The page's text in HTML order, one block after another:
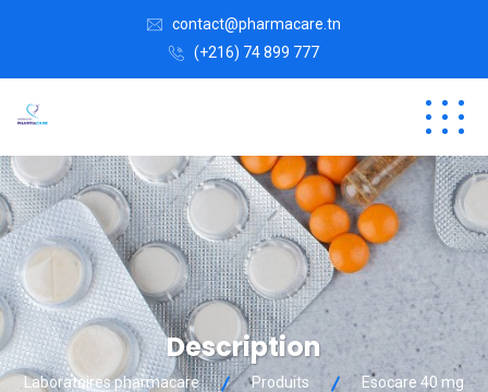
contact@pharmacare.tn
(+216) 74 899 777
Description
Laboratoires pharmacare Produits
Esocare 40 mg